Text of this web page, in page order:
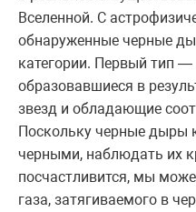
Вселенной. С
обнаруженные черные
категории. Первый тип
образовавшиеся в
звезд и обладающие
Поскольку черные дыры
черными, наблюдать их
посчастливится, мы
газа, затягиваемого в